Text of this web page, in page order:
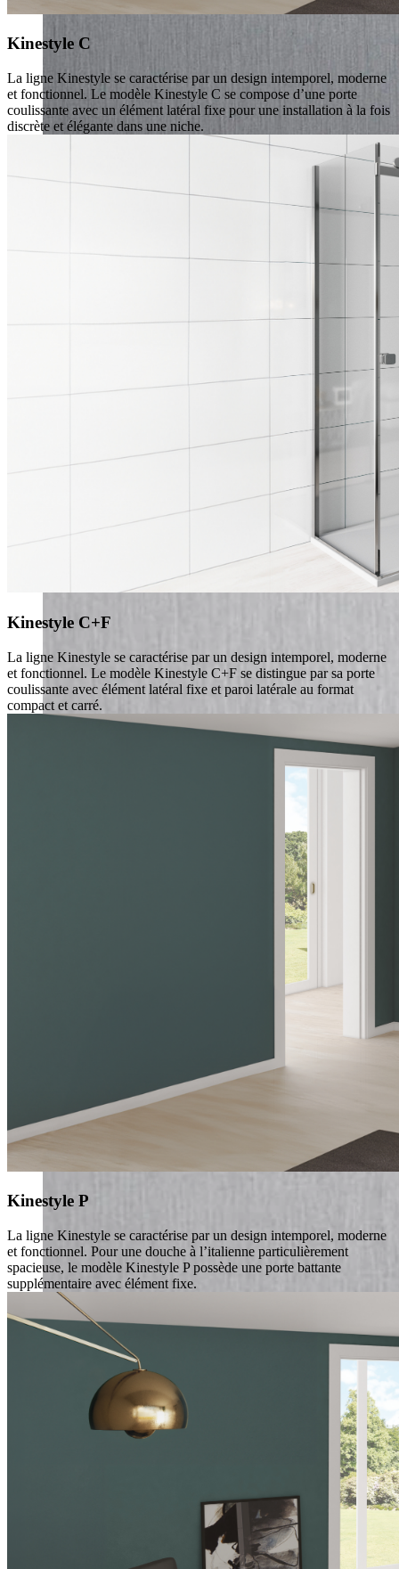
Kinestyle C
La ligne Kinestyle se caractérise par un design intemporel, moderne
et fonctionnel. Le modèle Kinestyle C se compose d’une porte
coulissante avec un élément latéral fixe pour une installation à la fois
discrète et élégante dans une niche.
Kinestyle C+F
La ligne Kinestyle se caractérise par un design intemporel, moderne
et fonctionnel. Le modèle Kinestyle C+F se distingue par sa porte
coulissante avec élément latéral fixe et paroi latérale au format
compact et carré.
Kinestyle P
La ligne Kinestyle se caractérise par un design intemporel, moderne
et fonctionnel. Pour une douche à l’italienne particulièrement
spacieuse, le modèle Kinestyle P possède une porte battante
supplémentaire avec élément fixe.